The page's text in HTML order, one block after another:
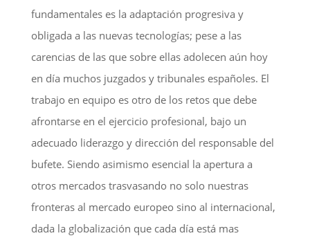
fundamentales es la adaptación progresiva y
obligada a las nuevas tecnologías; pese a las
carencias de las que sobre ellas adolecen aún hoy
en día muchos juzgados y tribunales españoles. El
trabajo en equipo es otro de los retos que debe
afrontarse en el ejercicio profesional, bajo un
adecuado liderazgo y dirección del responsable del
bufete. Siendo asimismo esencial la apertura a
otros mercados trasvasando no solo nuestras
fronteras al mercado europeo sino al internacional,
dada la globalización que cada día está mas